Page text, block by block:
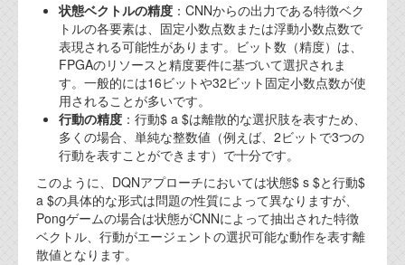
状態ベクトルの精度 ：CNNからの出力である特徴ベク
トルの各要素は、固定小数点数または浮動小数点数で
表現される可能性があります。ビット数（精度）は、
FPGAのリソースと精度要件に基づいて選択されま
す。一般的には16ビットや32ビット固定小数点数が使
用されることが多いです。
行動の精度 ：行動$ a $は離散的な選択肢を表すため、
多くの場合、単純な整数値（例えば、2ビットで3つの
行動を表すことができます）で十分です。
このように、DQNアプローチにおいては状態$ s $と行動$
a $の具体的な形式は問題の性質によって異なりますが、
Pongゲームの場合は状態がCNNによって抽出された特徴
ベクトル、行動がエージェントの選択可能な動作を表す離
散値となります。